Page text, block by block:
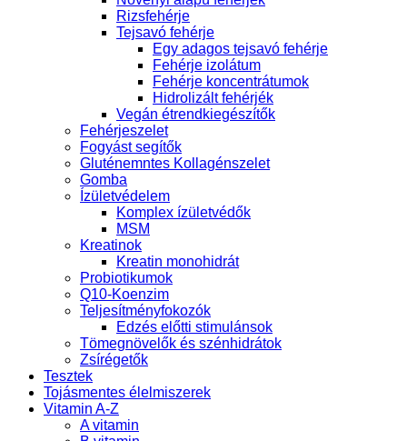
Rizsfehérje
Tejsavó fehérje
Egy adagos tejsavó fehérje
Fehérje izolátum
Fehérje koncentrátumok
Hidrolizált fehérjék
Vegán étrendkiegészítők
Fehérjeszelet
Fogyást segítők
Gluténemntes Kollagénszelet
Gomba
Ízületvédelem
Komplex ízületvédők
MSM
Kreatinok
Kreatin monohidrát
Probiotikumok
Q10-Koenzim
Teljesítményfokozók
Edzés előtti stimulánsok
Tömegnövelők és szénhidrátok
Zsírégetők
Tesztek
Tojásmentes élelmiszerek
Vitamin A-Z
A vitamin